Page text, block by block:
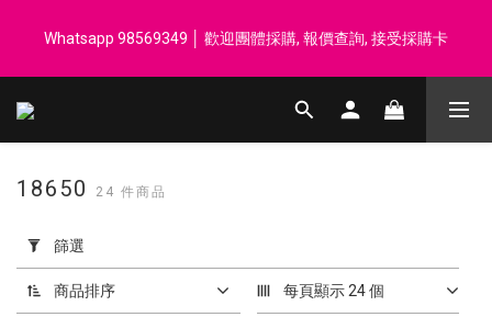
汗毛巾 韓國制 送完即止
Whatsapp 98569349 │ 歡迎團體採購, 報價查詢, 接受採購卡
登記會員享每$50回贈$1 │ 滿HK$899 送 N-rit Campack Towel 吸
用
篩
選
(0/20)
18650 24 件商品
篩選
商品排序 每頁顯示 24 個